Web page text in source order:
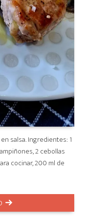
salsa. Ingredientes: 1
2 cebollas
cocinar, 200 ml de